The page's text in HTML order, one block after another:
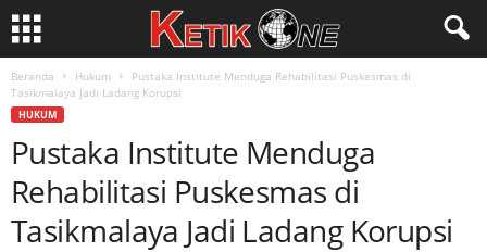
Beranda Hukum
Pustaka Institute Menduga Rehabilitasi Puskesmas di
Tasikmalaya Jadi Ladang Korupsi
HUKUM
Pustaka Institute Menduga
Rehabilitasi Puskesmas di
Tasikmalaya Jadi Ladang Korupsi